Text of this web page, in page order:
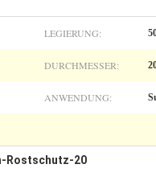
LEGIERUNG:
DURCHMESSER:
ANWENDUNG:
Rostschutz-20